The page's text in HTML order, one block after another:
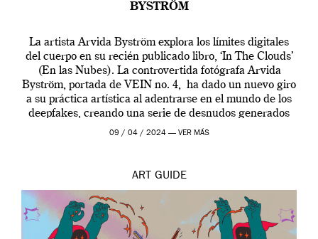
BYSTRÖM
La artista Arvida Byström explora los límites digitales
del cuerpo en su recién publicado libro, ‘In The Clouds’
(En las Nubes). La controvertida fotógrafa Arvida
Byström, portada de VEIN no. 4, ha dado un nuevo giro
a su práctica artística al adentrarse en el mundo de los
deepfakes, creando una serie de desnudos generados
por […]
09 / 04 / 2024 — VER MÁS
ART GUIDE